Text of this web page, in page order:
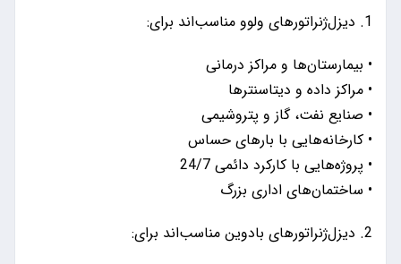
1. دیزل‌ژنراتورهای ولوو مناسب‌اند برای:
• بیمارستان‌ها و مراکز درمانی
• مراکز داده و دیتاسنترها
• صنایع نفت، گاز و پتروشیمی
• کارخانه‌هایی با بارهای حساس
• پروژه‌هایی با کارکرد دائمی 24/7
• ساختمان‌های اداری بزرگ
2. دیزل‌ژنراتورهای بادوین مناسب‌اند برای: